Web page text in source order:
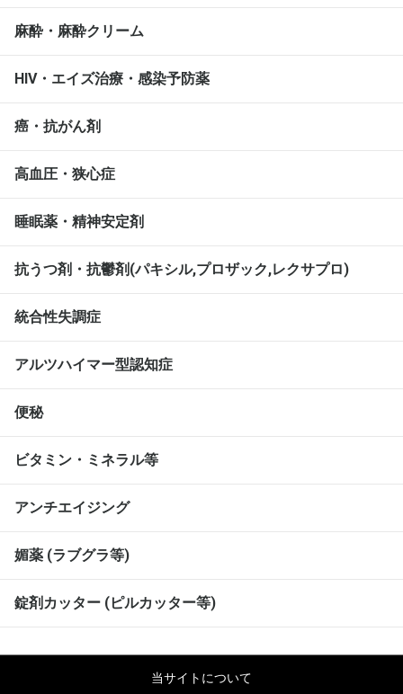
麻酔・麻酔クリーム
HIV・エイズ治療・感染予防薬
癌・抗がん剤
高血圧・狭心症
睡眠薬・精神安定剤
抗うつ剤・抗鬱剤(パキシル,プロザック,レクサプロ)
統合性失調症
アルツハイマー型認知症
便秘
ビタミン・ミネラル等
アンチエイジング
媚薬 (ラブグラ等)
錠剤カッター (ピルカッター等)
当サイトについて